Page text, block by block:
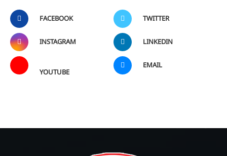
FACEBOOK TWITTER
INSTAGRAM LINKEDIN
YOUTUBE
EMAIL